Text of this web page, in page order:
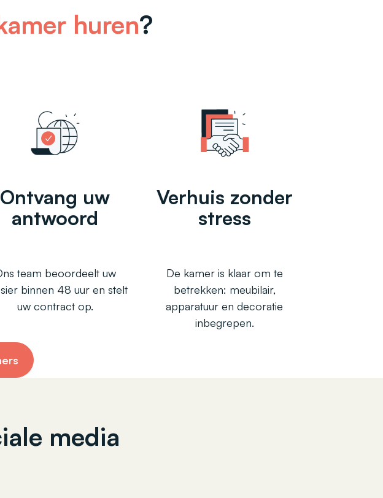
huren?
Ontvang uw
antwoord
team beoordeelt uw
binnen 48 uur en stelt
uw contract op.
Verhuis zonder
stress
De kamer is klaar om te
betrekken: meubilair,
apparatuur en decoratie
inbegrepen.
media